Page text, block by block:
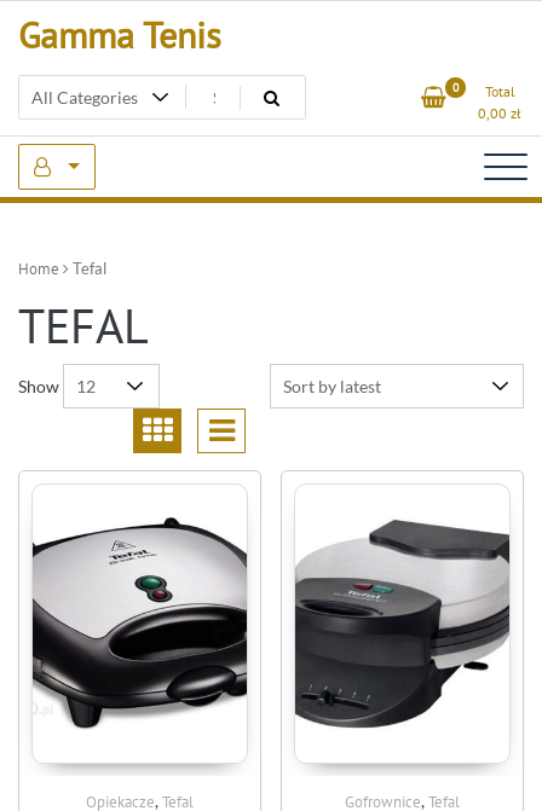
Gamma Tenis
0
Total
0,00 zł
Home Tefal
TEFAL
Show
Opiekacze,Tefal Gofrownice,Tefal